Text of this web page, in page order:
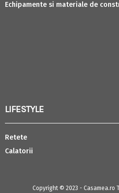
Echipamente si materiale de
LIFESTYLE
Retete
Calatorii
Copyright © 2023 - Casamea.ro